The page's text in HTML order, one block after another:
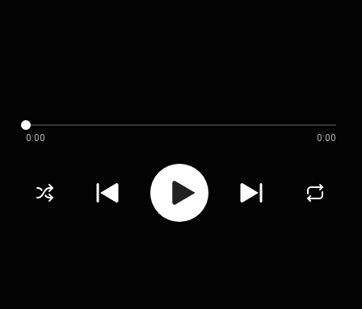
0:00 0:00